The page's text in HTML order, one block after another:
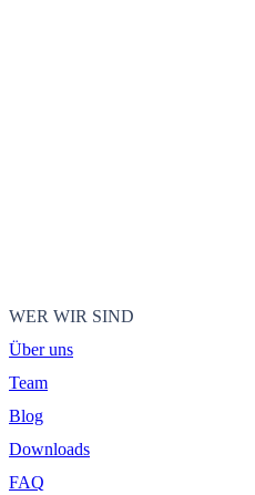
WER WIR SIND
Über uns
Team
Blog
Downloads
FAQ